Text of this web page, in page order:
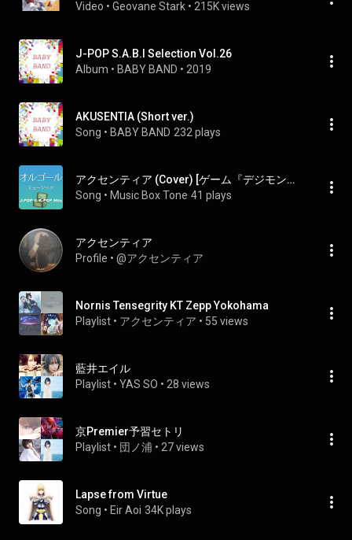
Video • Geovane Stark • 215K views
J-POP S.A.B.I Selection Vol.26
Album • BABY BAND • 2019
AKUSENTIA (Short ver.)
Song • BABY BAND 232 plays
アクセンティア (Cover) [ゲーム『デジモンワールド-next 0rder-』主題歌] - Akusenteia (Cover) [Dejimonwarudonekusutoda]
Song • Music Box Tone 41 plays
アクセンティア
Profile • @アクセンティア
Nornis Tensegrity KT Zepp Yokohama
Playlist • アクセンティア • 55 views
藍井エイル
Playlist • YAS SO • 28 views
京Premier予習セトリ
Playlist • 団ノ浦 • 27 views
Lapse from Virtue
Song • Eir Aoi 34K plays